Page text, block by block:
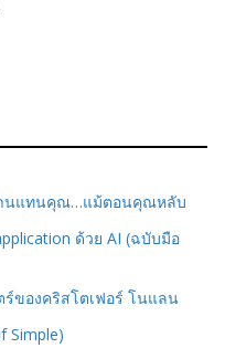
านแทนคุณ…แม้ตอนคุณหลับ
ด้วย AI (ฉบับมือ
ของคริสโตเฟอร์ โนแลน
Simple)